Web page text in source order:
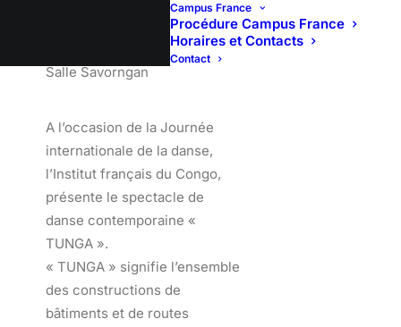
Campus France
Procédure Campus France
Horaires et Contacts
Contact
A l’occasion de la Journée
internationale de la danse,
l’Institut français du Congo,
présente le spectacle de
danse contemporaine «
TUNGA ».
« TUNGA » signifie l’ensemble
des constructions de
bâtiments et de routes
Salle Savorngan